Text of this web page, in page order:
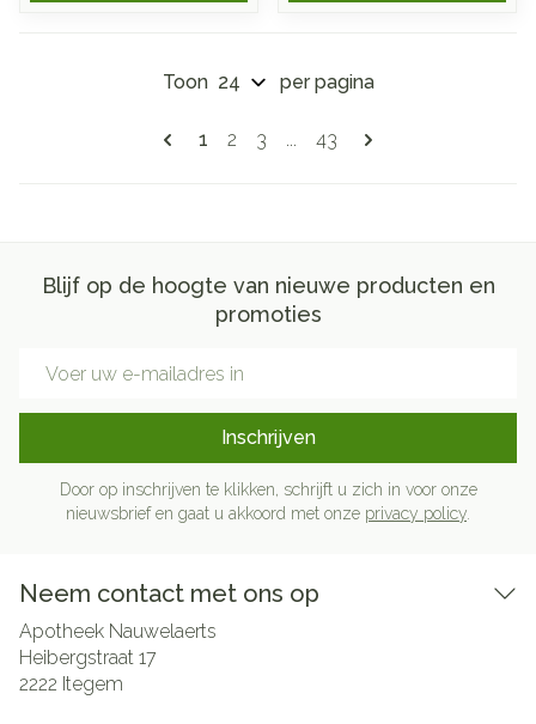
Pagina's
U lees momenteel pagina
1 Pagina
2 Pagina
3 ... Pagina
43
Toon per pagina
Blijf op de hoogte van nieuwe producten en
promoties
Inschrijven
Door op inschrijven te klikken, schrijft u zich in voor onze
nieuwsbrief en gaat u akkoord met onze privacy policy
Neem contact met ons op
Apotheek Nauwelaerts
Heibergstraat 17
2222 Itegem